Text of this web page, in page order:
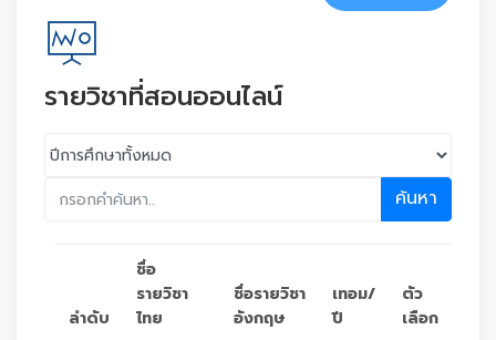
รายวิชาที่สอนออนไลน์
ค้นหา
ลำดับ
ชื่อ
รายวิชา
ไทย
ชื่อรายวิชา
อังกฤษ
เทอม/
ปี
ตัว
เลือก